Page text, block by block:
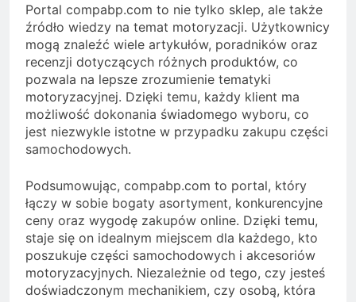
Portal compabp.com to nie tylko sklep, ale także
źródło wiedzy na temat motoryzacji. Użytkownicy
mogą znaleźć wiele artykułów, poradników oraz
recenzji dotyczących różnych produktów, co
pozwala na lepsze zrozumienie tematyki
motoryzacyjnej. Dzięki temu, każdy klient ma
możliwość dokonania świadomego wyboru, co
jest niezwykle istotne w przypadku zakupu części
samochodowych.
Podsumowując, compabp.com to portal, który
łączy w sobie bogaty asortyment, konkurencyjne
ceny oraz wygodę zakupów online. Dzięki temu,
staje się on idealnym miejscem dla każdego, kto
poszukuje części samochodowych i akcesoriów
motoryzacyjnych. Niezależnie od tego, czy jesteś
doświadczonym mechanikiem, czy osobą, która